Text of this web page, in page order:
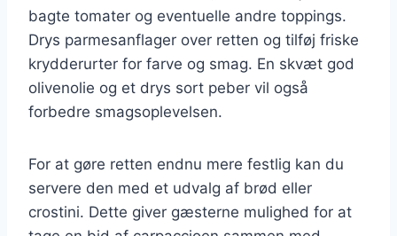
bagte tomater og eventuelle andre toppings.
Drys parmesanflager over retten og tilføj friske
krydderurter for farve og smag. En skvæt god
olivenolie og et drys sort peber vil også
forbedre smagsoplevelsen.
For at gøre retten endnu mere festlig kan du
servere den med et udvalg af brød eller
crostini. Dette giver gæsterne mulighed for at